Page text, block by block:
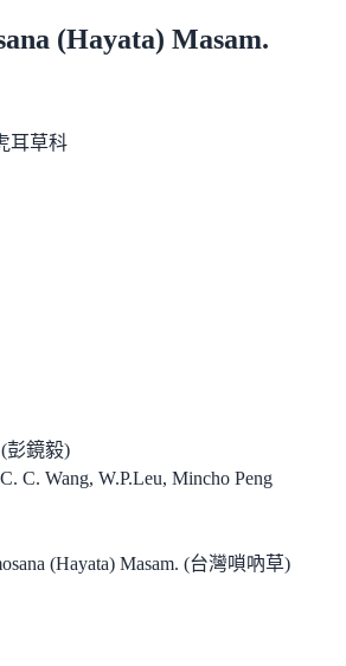
(Hayata) Masam.
耳草科
(彭鏡毅)
C. Wang, W.P.Leu, Mincho Peng
(Hayata) Masam. (台灣嗩吶草)